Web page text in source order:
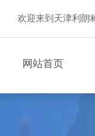
欢迎来到天津利朗
网站首页